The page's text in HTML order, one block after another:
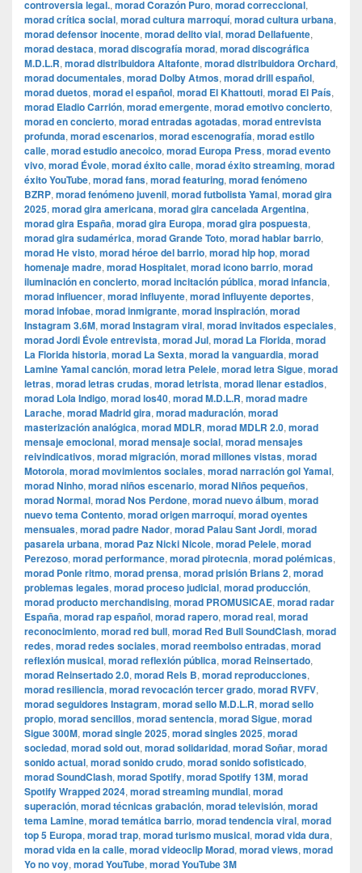
controversia legal., morad Corazón Puro, morad correccional,
morad crítica social, morad cultura marroquí, morad cultura urbana,
morad defensor inocente, morad delito vial, morad Dellafuente,
morad destaca, morad discografía morad, morad discográfica
M.D.L.R, morad distribuidora Altafonte, morad distribuidora Orchard,
morad documentales, morad Dolby Atmos, morad drill español,
morad duetos, morad el español, morad El Khattouti, morad El País,
morad Eladio Carrión, morad emergente, morad emotivo concierto,
morad en concierto, morad entradas agotadas, morad entrevista
profunda, morad escenarios, morad escenografía, morad estilo
calle, morad estudio anecoico, morad Europa Press, morad evento
vivo, morad Évole, morad éxito calle, morad éxito streaming, morad
éxito YouTube, morad fans, morad featuring, morad fenómeno
BZRP, morad fenómeno juvenil, morad futbolista Yamal, morad gira
2025, morad gira americana, morad gira cancelada Argentina,
morad gira España, morad gira Europa, morad gira pospuesta,
morad gira sudamérica, morad Grande Toto, morad hablar barrio,
morad He visto, morad héroe del barrio, morad hip hop, morad
homenaje madre, morad Hospitalet, morad icono barrio, morad
iluminación en concierto, morad incitación pública, morad infancia,
morad influencer, morad influyente, morad influyente deportes,
morad infobae, morad inmigrante, morad inspiración, morad
Instagram 3.6M, morad Instagram viral, morad invitados especiales,
morad Jordi Évole entrevista, morad Jul, morad La Florida, morad
La Florida historia, morad La Sexta, morad la vanguardia, morad
Lamine Yamal canción, morad letra Pelele, morad letra Sigue, morad
letras, morad letras crudas, morad letrista, morad llenar estadios,
morad Lola Indigo, morad los40, morad M.D.L.R, morad madre
Larache, morad Madrid gira, morad maduración, morad
masterización analógica, morad MDLR, morad MDLR 2.0, morad
mensaje emocional, morad mensaje social, morad mensajes
reivindicativos, morad migración, morad millones vistas, morad
Motorola, morad movimientos sociales, morad narración gol Yamal,
morad Ninho, morad niños escenario, morad Niños pequeños,
morad Normal, morad Nos Perdone, morad nuevo álbum, morad
nuevo tema Contento, morad origen marroquí, morad oyentes
mensuales, morad padre Nador, morad Palau Sant Jordi, morad
pasarela urbana, morad Paz Nicki Nicole, morad Pelele, morad
Perezoso, morad performance, morad pirotecnia, morad polémicas,
morad Ponle ritmo, morad prensa, morad prisión Brians 2, morad
problemas legales, morad proceso judicial, morad producción,
morad producto merchandising, morad PROMUSICAE, morad radar
España, morad rap español, morad rapero, morad real, morad
reconocimiento, morad red bull, morad Red Bull SoundClash, morad
redes, morad redes sociales, morad reembolso entradas, morad
reflexión musical, morad reflexión pública, morad Reinsertado,
morad Reinsertado 2.0, morad Rels B, morad reproducciones,
morad resiliencia, morad revocación tercer grado, morad RVFV,
morad seguidores Instagram, morad sello M.D.L.R, morad sello
propio, morad sencillos, morad sentencia, morad Sigue, morad
Sigue 300M, morad single 2025, morad singles 2025, morad
sociedad, morad sold out, morad solidaridad, morad Soñar, morad
sonido actual, morad sonido crudo, morad sonido sofisticado,
morad SoundClash, morad Spotify, morad Spotify 13M, morad
Spotify Wrapped 2024, morad streaming mundial, morad
superación, morad técnicas grabación, morad televisión, morad
tema Lamine, morad temática barrio, morad tendencia viral, morad
top 5 Europa, morad trap, morad turismo musical, morad vida dura,
morad vida en la calle, morad videocli‏p Morad, morad views, morad
Yo no voy, morad YouTube, morad YouTube 3M